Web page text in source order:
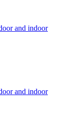
and indoor
and indoor